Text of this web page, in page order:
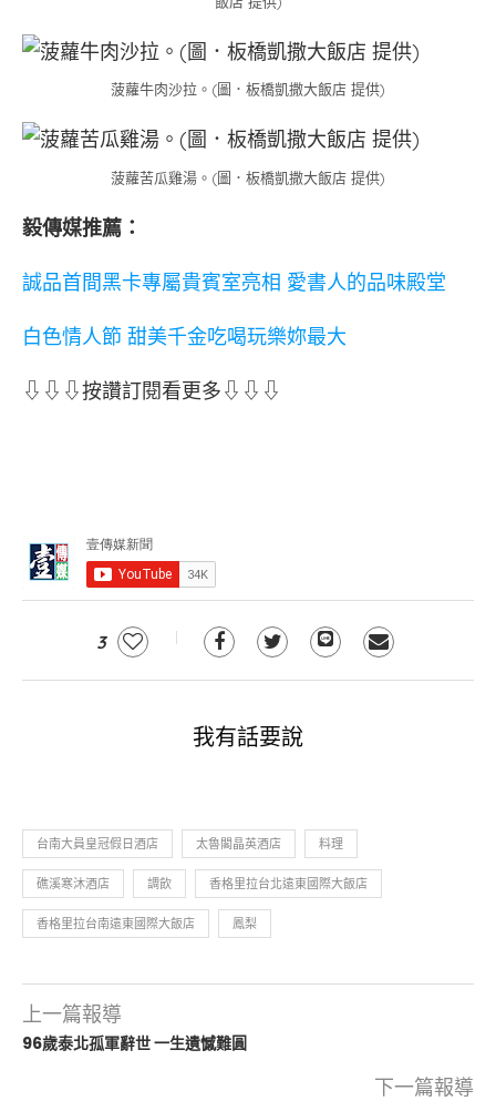
菠蘿牛肉沙拉。(圖．板橋凱撒大飯店 提供)
菠蘿苦瓜雞湯。(圖．板橋凱撒大飯店 提供)
毅傳媒推薦：
誠品首間黑卡專屬貴賓室亮相 愛書人的品味殿堂
白色情人節 甜美千金吃喝玩樂妳最大
⇩⇩⇩按讚訂閱看更多⇩⇩⇩
3
我有話要說
台南大員皇冠假日酒店 太魯閣晶英酒店 料理
礁溪寒沐酒店 調飲 香格里拉台北遠東國際大飯店
香格里拉台南遠東國際大飯店 鳳梨
上一篇報導
96歲泰北孤軍辭世 一生遺憾難圓
下一篇報導